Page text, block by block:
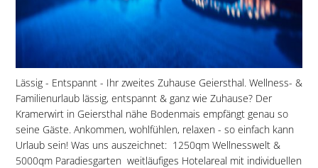
Lässig - Entspannt - Ihr zweites Zuhause Geiersthal. Wellness- &
Familienurlaub lässig, entspannt & ganz wie Zuhause? Der
Kramerwirt in Geiersthal nähe Bodenmais empfängt genau so
seine Gäste. Ankommen, wohlfühlen, relaxen - so einfach kann
Urlaub sein! Was uns auszeichnet:  1250qm Wellnesswelt &
5000qm Paradiesgarten  weitläufiges Hotelareal mit individuellen